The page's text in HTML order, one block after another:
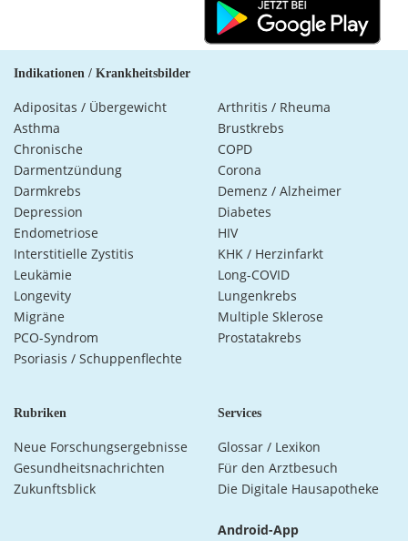
Indikationen / Krankheitsbilder
Adipositas / Übergewicht
Arthritis / Rheuma
Asthma
Brustkrebs
Chronische
Darmentzündung
COPD
Corona
Darmkrebs
Demenz / Alzheimer
Depression
Diabetes
Endometriose
HIV
Interstitielle Zystitis
KHK / Herzinfarkt
Leukämie
Long-COVID
Longevity
Lungenkrebs
Migräne
Multiple Sklerose
PCO-Syndrom
Prostatakrebs
Psoriasis / Schuppenflechte
Rubriken
Neue Forschungsergebnisse
Gesundheitsnachrichten
Zukunftsblick
Services
Glossar / Lexikon
Für den Arztbesuch
Die Digitale Hausapotheke
Android-App